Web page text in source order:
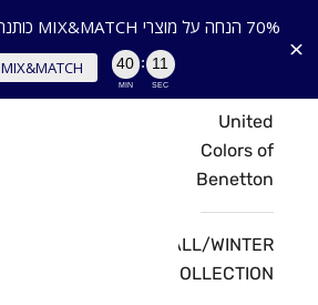
HomeStyle
United
Colors of
Benetton
FALL/WINTER
COLLECTION
70% הנחה על מוצרי MIX&MATCH כותנה ✨🛒 NIGHT SALE
40 : 09
MIN SEC
MIX&MATCH >>